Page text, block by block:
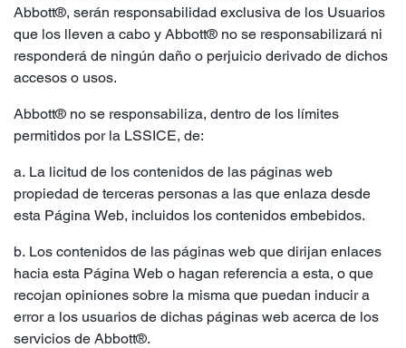
Abbott®, serán responsabilidad exclusiva de los Usuarios
que los lleven a cabo y Abbott® no se responsabilizará ni
responderá de ningún daño o perjuicio derivado de dichos
accesos o usos.
Abbott® no se responsabiliza, dentro de los límites
permitidos por la LSSICE, de:
a. La licitud de los contenidos de las páginas web
propiedad de terceras personas a las que enlaza desde
esta Página Web, incluidos los contenidos embebidos.
b. Los contenidos de las páginas web que dirijan enlaces
hacia esta Página Web o hagan referencia a esta, o que
recojan opiniones sobre la misma que puedan inducir a
error a los usuarios de dichas páginas web acerca de los
servicios de Abbott®.